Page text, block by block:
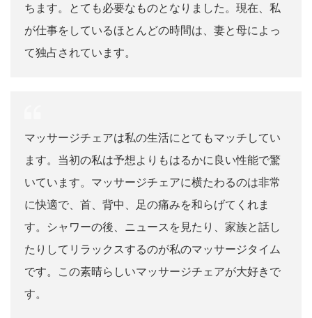
ちます。とても必要なものとなりました。現在、私
が仕事をしているほとんどの時間は、妻と母によっ
て独占されています。
マッサージチェアは私の生活にとてもマッチしてい
ます。当初の私は予想よりもはるかに良い性能で驚
いています。マッサージチェアに横たわるのは非常
に快適で、首、背中、足の痛みを和らげてくれま
す。シャワーの後、ニュースを見たり、家族と話し
たりしてリラックスするのが私のマッサージタイム
です。この素晴らしいマッサージチェアが大好きで
す。